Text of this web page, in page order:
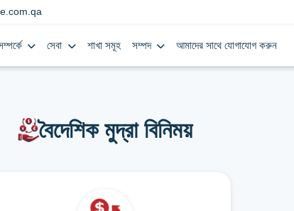
সেবা শাখা সমূহ সম্পদ আমাদের সাথে যোগাযোগ করুন
বৈদেশিক মুদ্রা বিনিময়